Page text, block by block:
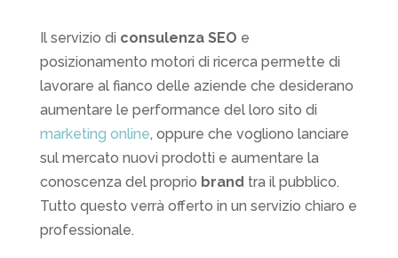
Il servizio di consulenza SEO e
posizionamento motori di ricerca permette di
lavorare al fianco delle aziende che desiderano
aumentare le performance del loro sito di
marketing online, oppure che vogliono lanciare
sul mercato nuovi prodotti e aumentare la
conoscenza del proprio brand tra il pubblico.
Tutto questo verrà offerto in un servizio chiaro e
professionale.